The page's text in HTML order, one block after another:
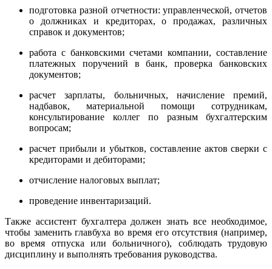
подготовка разной отчетности: управленческой, отчетов
о должниках и кредиторах, о продажах, различных
справок и документов;
работа с банковскими счетами компании, составление
платежных поручений в банк, проверка банковских
документов;
расчет зарплаты, больничных, начисление премий,
надбавок, материальной помощи сотрудникам,
консультирование коллег по разным бухгалтерским
вопросам;
расчет прибыли и убытков, составление актов сверки с
кредиторами и дебиторами;
отчисление налоговых выплат;
проведение инвентаризаций.
Также ассистент бухгалтера должен знать все необходимое,
чтобы заменить главбуха во время его отсутствия (например,
во время отпуска или больничного), соблюдать трудовую
дисциплину и выполнять требования руководства.